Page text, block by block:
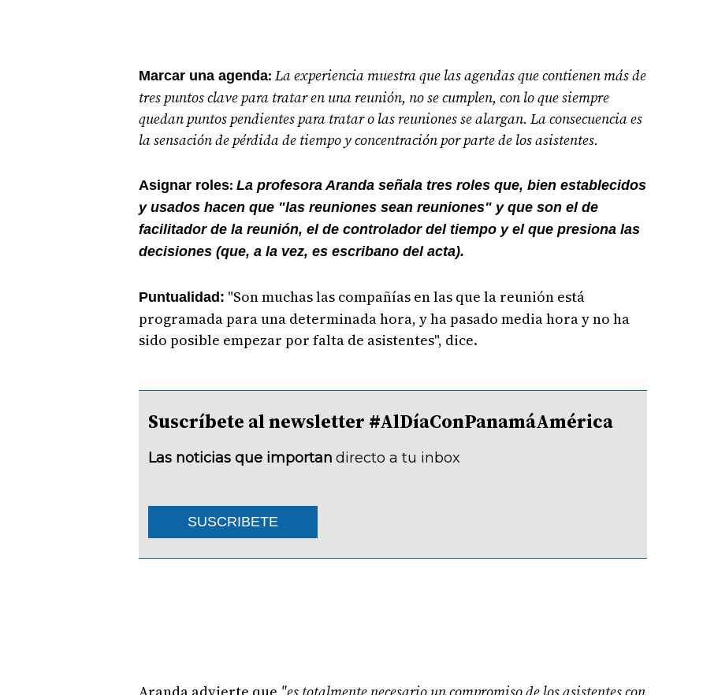
Marcar una agenda: La experiencia muestra que las agendas que contienen más de
tres puntos clave para tratar en una reunión, no se cumplen, con lo que siempre
quedan puntos pendientes para tratar o las reuniones se alargan. La consecuencia es
la sensación de pérdida de tiempo y concentración por parte de los asistentes.
Asignar roles: La profesora Aranda señala tres roles que, bien establecidos
y usados hacen que "las reuniones sean reuniones" y que son el de
facilitador de la reunión, el de controlador del tiempo y el que presiona las
decisiones (que, a la vez, es escribano del acta).
Puntualidad: "Son muchas las compañías en las que la reunión está
programada para una determinada hora, y ha pasado media hora y no ha
sido posible empezar por falta de asistentes", dice.
Suscríbete al newsletter #AlDíaConPanamáAmérica
Las noticias que importan directo a tu inbox
SUSCRIBETE